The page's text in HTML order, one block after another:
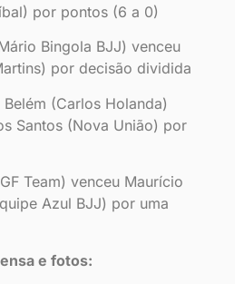
por pontos (6 a 0)
Bingola BJJ) venceu
por decisão dividida
(Carlos Holanda)
Santos (Nova União) por
Team) venceu Maurício
Azul BJJ) por uma
e fotos: